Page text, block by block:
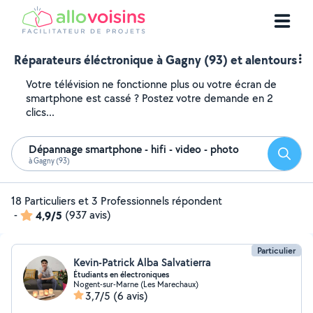
Réparateurs éléctronique à Gagny (93) et alentours
Votre télévision ne fonctionne plus ou votre écran de
smartphone est cassé ? Postez votre demande en 2
clics...
Dépannage smartphone - hifi - video - photo
à Gagny (93)
18 Particuliers et 3 Professionnels répondent
-
4,9/5 (937 avis)
Particulier
Kevin-Patrick Alba Salvatierra
Étudiants en électroniques
Nogent-sur-Marne (Les Marechaux)
3,7/5 (6 avis)